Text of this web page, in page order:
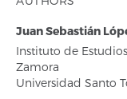
Juan Sebastián
Instituto de
Zamora
Universidad Santo